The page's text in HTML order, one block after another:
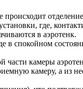
где,
в аэротенк.
в спокойном
камеры
камеру, а из